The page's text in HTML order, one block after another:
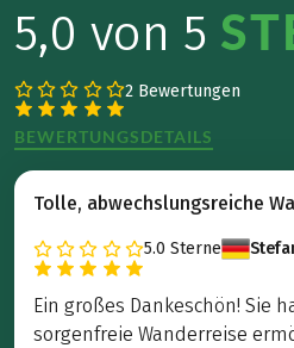
5,0 von 5
2 Bewertungen
BEWERTUNGSDETAILS
Tolle, abwechslungsreiche
5.0 Sterne
Ein großes Dankeschön! Sie
sorgenfreie Wanderreise